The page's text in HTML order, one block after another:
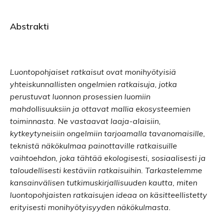
Abstrakti
Luontopohjaiset ratkaisut ovat monihyötyisiä
yhteiskunnallisten ongelmien ratkaisuja, jotka
perustuvat luonnon prosessien luomiin
mahdollisuuksiin ja ottavat mallia ekosysteemien
toiminnasta. Ne vastaavat laaja-alaisiin,
kytkeytyneisiin ongelmiin tarjoamalla tavanomaisille,
teknistä näkökulmaa painottaville ratkaisuille
vaihtoehdon, joka tähtää ekologisesti, sosiaalisesti ja
taloudellisesti kestäviin ratkaisuihin. Tarkastelemme
kansainvälisen tutkimuskirjallisuuden kautta, miten
luontopohjaisten ratkaisujen ideaa on käsitteellistetty
erityisesti monihyötyisyyden näkökulmasta.